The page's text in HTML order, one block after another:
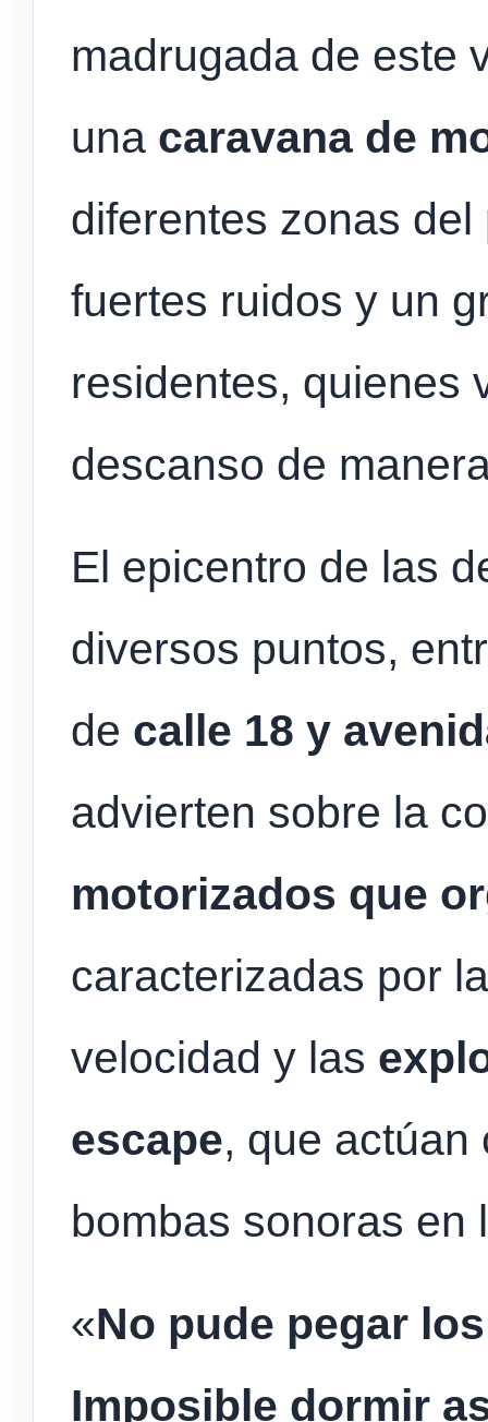
madrugada de este
una caravana de
diferentes zonas
fuertes ruidos y un
residentes, quienes
descanso de
El epicentro de las
diversos puntos,
de calle 18 y
advierten sobre la
motorizados que
caracterizadas por
velocidad y las
escape, que actúan
bombas sonoras en
«No pude pegar
Imposible dormir